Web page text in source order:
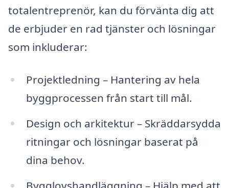
totalentreprenör, kan du förvänta dig att
de erbjuder en rad tjänster och lösningar
som inkluderar:
Projektledning – Hantering av hela
byggprocessen från start till mål.
Design och arkitektur – Skräddarsydda
ritningar och lösningar baserat på
dina behov.